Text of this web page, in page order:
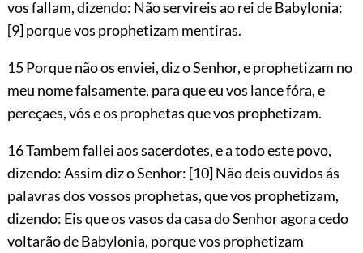
vos fallam, dizendo: Não servireis ao rei de Babylonia:
[9]porque vos prophetizam mentiras.
15 Porque não os enviei, diz o Senhor, e prophetizam no
meu nome falsamente, para que eu vos lance fóra, e
pereçaes, vós e os prophetas que vos prophetizam.
16 Tambem fallei aos sacerdotes, e a todo este povo,
dizendo: Assim diz o Senhor: [10]Não deis ouvidos ás
palavras dos vossos prophetas, que vos prophetizam,
dizendo: Eis que os vasos da casa do Senhor agora cedo
voltarão de Babylonia, porque vos prophetizam